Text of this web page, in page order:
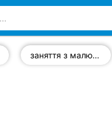
заняття з малювання